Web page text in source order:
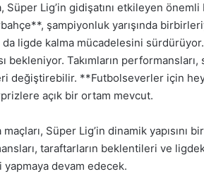
Süper Lig’in gidişatını etkileyen
şampiyonluk yarışında
da ligde kalma mücadelesini
bekleniyor. Takımların
değiştirebilir. **Futbolseverler için
açık bir ortam mevcut.
maçları, Süper Lig’in dinamik yapısını
taraftarların beklentileri ve
yapmaya devam edecek.